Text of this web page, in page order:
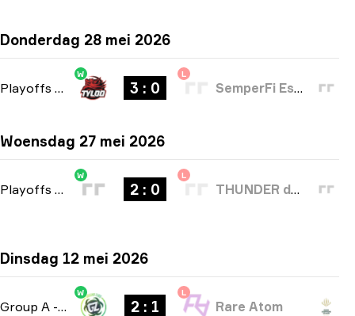
Donderdag 28 mei 2026
Playoffs bo5
W
3 : 0
L
SemperFi Esports
Woensdag 27 mei 2026
Playoffs bo3
W
2 : 0
L
THUNDER dOWNUNDER
Dinsdag 12 mei 2026
Group A - bo3
W
2 : 1
L
Rare Atom